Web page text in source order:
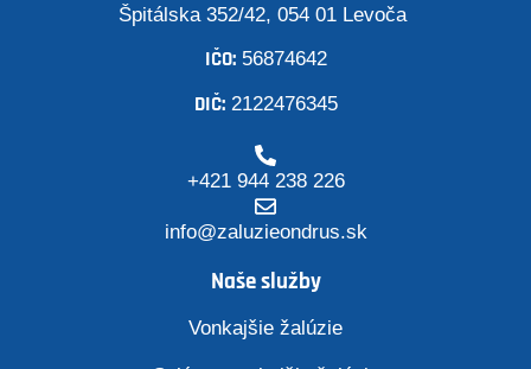
Špitálska 352/42, 054 01 Levoča
IČO:56874642
DIČ:2122476345
+421 944 238 226
info@zaluzieondrus.sk
Naše služby
Vonkajšie žalúzie